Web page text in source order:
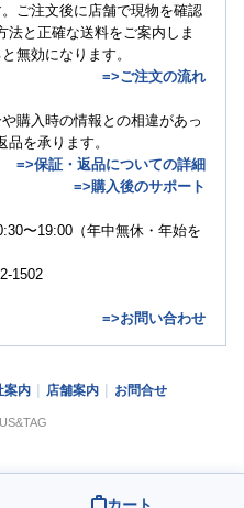
ご注文後に店舗で現物を確認
法と正確な送料をご案内しま
無効になります。
=>ご注文の流れ
購入時の情報との相違があっ
を承ります。
=>保証・返品についての詳細
=>購入後のサポート
〜19:00（年中無休・年始を
1502
=>お問い合わせ
案内 店舗案内 お問合せ